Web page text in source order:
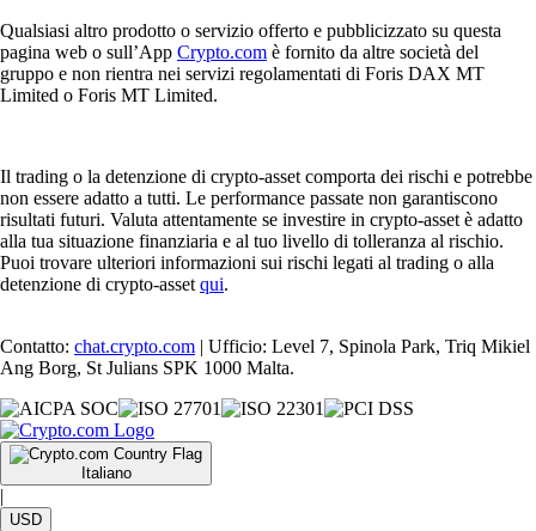
Qualsiasi altro prodotto o servizio offerto e pubblicizzato su questa
pagina web o sull’App Crypto.com è fornito da altre società del
gruppo e non rientra nei servizi regolamentati di Foris DAX MT
Limited o Foris MT Limited.
Il trading o la detenzione di crypto-asset comporta dei rischi e potrebbe
non essere adatto a tutti. Le performance passate non garantiscono
risultati futuri. Valuta attentamente se investire in crypto-asset è adatto
alla tua situazione finanziaria e al tuo livello di tolleranza al rischio.
Puoi trovare ulteriori informazioni sui rischi legati al trading o alla
detenzione di crypto-asset qui.
Contatto: chat.crypto.com | Ufficio: Level 7, Spinola Park, Triq Mikiel
Ang Borg, St Julians SPK 1000 Malta.
Italiano
|
USD